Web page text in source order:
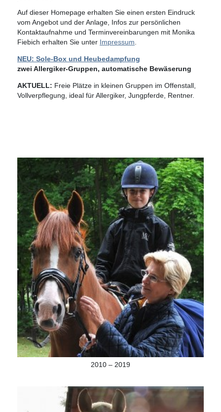
Auf dieser Homepage erhalten Sie einen ersten Eindruck
vom Angebot und der Anlage, Infos zur persönlichen
Kontaktaufnahme und Terminvereinbarungen mit Monika
Fiebich erhalten Sie unter Impressum
NEU: Sole-Box und Heubedampfung
zwei Allergiker-Gruppen, automatische Bewäserung
AKTUELL: Freie Plätze in kleinen Gruppen im Offenstall,
Vollverpflegung, ideal für Allergiker, Jungpferde, Rentner.
2010 – 2019